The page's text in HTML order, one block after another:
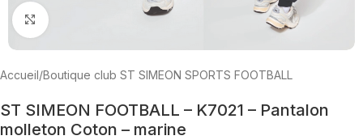
Click to enlarge
Accueil/Boutique club ST SIMEON SPORTS FOOTBALL
ST SIMEON FOOTBALL – K7021 – Pantalon
molleton Coton – marine